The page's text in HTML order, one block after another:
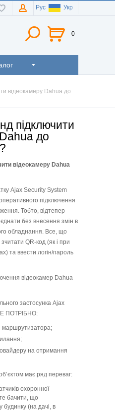
Рус Укр
0
відеокамеру Dahua до
підключити
до
ити відеокамеру Dahua
Ajax Security System
підключення
Тобто, відтепер
без внесення змін в
обладнання. Все, що
QR-код (як і при
та ввести логін/пароль
відеокамер Dahua
застосунка Ajax
ПОТРІБНО:
маршрутизатора;
на отримання
має ряд переваг:
охоронної
бачити, що
будинку (на дачі, в